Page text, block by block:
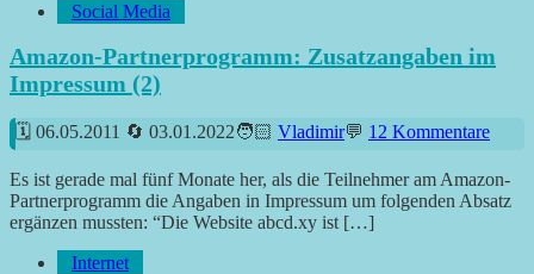
Social Media
Amazon-Partnerprogramm: Zusatzangaben im
Impressum (2)
06.05.2011 03.01.2022 Vladimir 12 Kommentare
Es ist gerade mal fünf Monate her, als die Teilnehmer am Amazon-
Partnerprogramm die Angaben in Impressum um folgenden Absatz
ergänzen mussten: “Die Website abcd.xy ist […]
Internet